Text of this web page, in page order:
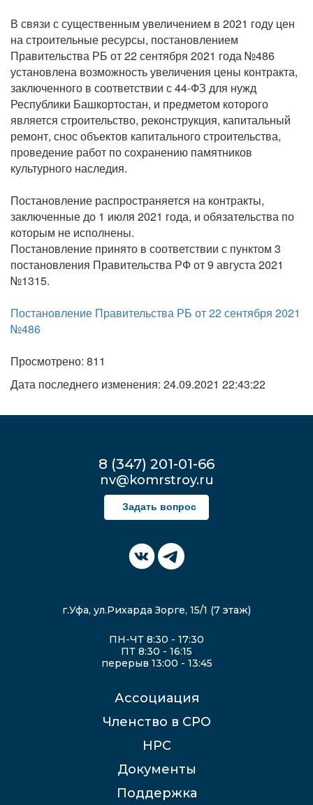
В связи с существенным увеличением в 2021 году цен
на строительные ресурсы, постановлением
Правительства РБ от 22 сентября 2021 года №486
установлена возможность увеличения цены контракта,
заключенного в соответствии с 44-ФЗ для нужд
Республики Башкортостан, и предметом которого
является строительство, реконструкция, капитальный
ремонт, снос объектов капитального строительства,
проведение работ по сохранению памятников
культурного наследия.
Постановление распространяется на контракты,
заключенные до 1 июля 2021 года, и обязательства по
которым не исполнены.
Постановление принято в соответствии с пунктом 3
постановления Правительства РФ от 9 августа 2021
№1315.
Постановление Правительства РБ от 22 сентября 2021
№486
Просмотрено: 811
Дата последнего изменения: 24.09.2021 22:43:22
8 (347) 201-01-66
nv@komrstroy.ru
Задать вопрос
г.Уфа, ул.Рихарда Зорге, 15/1 (7 этаж)
ПН-ЧТ 8:30 - 17:30
ПТ 8:30 - 16:15
перерыв 13:00 - 13:45
Ассоциация
Членство в СРО
НРС
Документы
Поддержка